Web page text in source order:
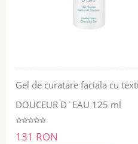
Gel de curatare faciala cu
DOUCEUR D`EAU 125 ml
131 RON